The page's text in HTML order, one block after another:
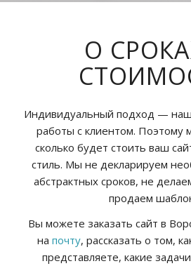
О
Индивидуальный подход —
работы с клиентом. Поэтому
сколько будет стоить ваш
стиль. Мы не декларируем
абстрактных сроков, не
продаем
Вы можете заказать сайт в
на почту, рассказать о том,
представляете, какие